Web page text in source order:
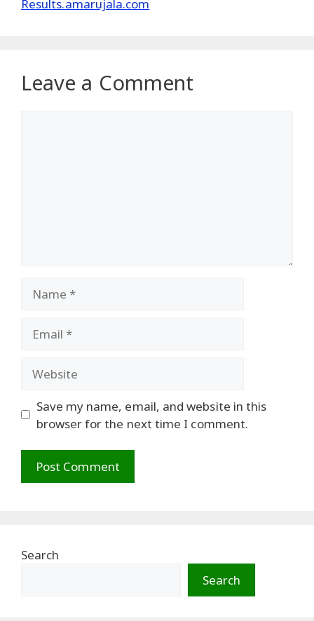
Results.amarujala.com
Leave a Comment
Save my name, email, and website in this
browser for the next time I comment.
Search
Search